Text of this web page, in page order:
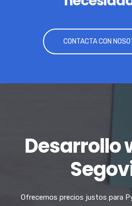
CONTACTA CON
Desarrollo
Ofrecemos precios justos para